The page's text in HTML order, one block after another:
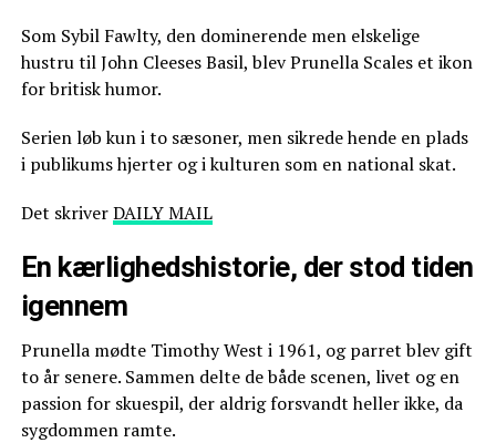
Som Sybil Fawlty, den dominerende men elskelige
hustru til John Cleeses Basil, blev Prunella Scales et ikon
for britisk humor.
Serien løb kun i to sæsoner, men sikrede hende en plads
i publikums hjerter og i kulturen som en national skat.
Det skriverDAILY MAIL
En kærlighedshistorie, der stod tiden
igennem
Prunella mødte Timothy West i 1961, og parret blev gift
to år senere. Sammen delte de både scenen, livet og en
passion for skuespil, der aldrig forsvandt heller ikke, da
sygdommen ramte.